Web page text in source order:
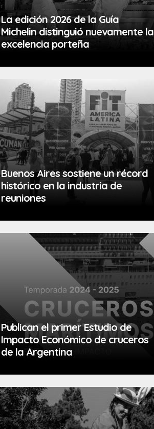
La edición 2026 de la Guía
Michelin distinguió nuevamente la
excelencia porteña
Buenos Aires sostiene un récord
histórico en la industria de
reuniones
Publican el primer Estudio de
Impacto Económico de cruceros
de la Argentina